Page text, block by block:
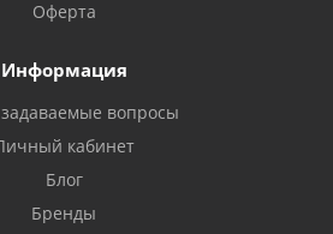
Оферта
Информация
вопросы
кабинет
Блог
Бренды